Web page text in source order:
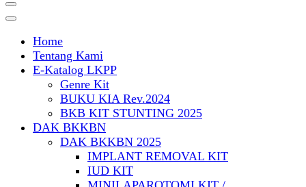
Home
Tentang Kami
E-Katalog LKPP
Genre Kit
BUKU KIA Rev.2024
BKB KIT STUNTING 2025
DAK BKKBN
DAK BKKBN 2025
IMPLANT REMOVAL KIT
IUD KIT